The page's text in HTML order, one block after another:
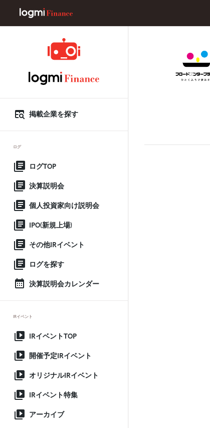
掲載企業を探す
ログ
ログTOP
決算説明会
個人投資家向け説明会
IPO(新規上場)
その他IRイベント
ログを探す
決算説明会カレンダー
IRイベント
IRイベントTOP
開催予定IRイベント
オリジナルIRイベント
IRイベント特集
アーカイブ